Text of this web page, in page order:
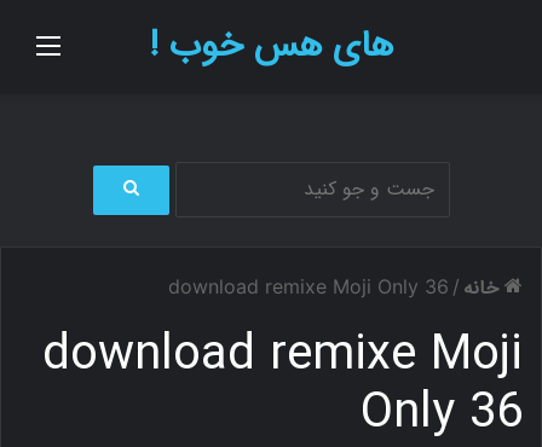
های هس خوب !
ج
ب
ر
خانه /
download remixe Moji Only 36
download remixe Moji
Only 36